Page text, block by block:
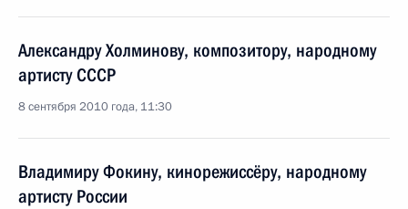
Александру Холминову, композитору, народному
артисту СССР
8 сентября 2010 года, 11:30
Владимиру Фокину, кинорежиссёру, народному
артисту России